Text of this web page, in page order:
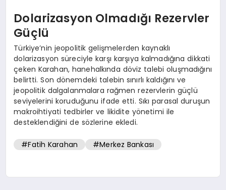
Dolarizasyon Olmadığı Rezervler
Güçlü
Türkiye’nin jeopolitik gelişmelerden kaynaklı
dolarizasyon süreciyle karşı karşıya kalmadığına dikkati
çeken Karahan, hanehalkında döviz talebi oluşmadığını
belirtti. Son dönemdeki talebin sınırlı kaldığını ve
jeopolitik dalgalanmalara rağmen rezervlerin güçlü
seviyelerini koruduğunu ifade etti. Sıkı parasal duruşun
makroihtiyati tedbirler ve likidite yönetimi ile
desteklendiğini de sözlerine ekledi.
#Fatih Karahan #Merkez Bankası